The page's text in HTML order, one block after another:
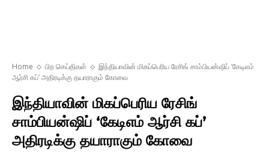
Home பிற செய்திகள்
இந்தியாவின் மிகப்பெரிய ரேசிங் சாம்பியன்ஷிப் ‘கேடிஎம்
ஆர்சி கப்’ அதிரடிக்கு தயாராகும் கோவை
இந்தியாவின் மிகப்பெரிய ரேசிங்
சாம்பியன்ஷிப் ‘கேடிஎம் ஆர்சி கப்’
அதிரடிக்கு தயாராகும் கோவை